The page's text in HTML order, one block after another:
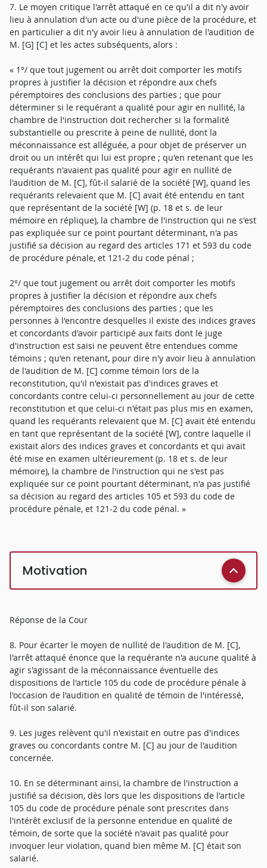
7. Le moyen critique l'arrêt attaqué en ce qu'il a dit n'y avoir
lieu à annulation d'un acte ou d'une pièce de la procédure, et
en particulier a dit n'y avoir lieu à annulation de l'audition de
M. [G] [C] et les actes subséquents, alors :
« 1°/ que tout jugement ou arrêt doit comporter les motifs
propres à justifier la décision et répondre aux chefs
péremptoires des conclusions des parties ; que pour
déterminer si le requérant a qualité pour agir en nullité, la
chambre de l'instruction doit rechercher si la formalité
substantielle ou prescrite à peine de nullité, dont la
méconnaissance est alléguée, a pour objet de préserver un
droit ou un intérêt qui lui est propre ; qu'en retenant que les
requérants n'avaient pas qualité pour agir en nullité de
l'audition de M. [C], fût-il salarié de la société [W], quand les
requérants relevaient que M. [C] avait été entendu en tant
que représentant de la société [W] (p. 18 et s. de leur
mémoire en réplique), la chambre de l'instruction qui ne s'est
pas expliquée sur ce point pourtant déterminant, n'a pas
justifié sa décision au regard des articles 171 et 593 du code
de procédure pénale, et 121-2 du code pénal ;
2°/ que tout jugement ou arrêt doit comporter les motifs
propres à justifier la décision et répondre aux chefs
péremptoires des conclusions des parties ; que les
personnes à l'encontre desquelles il existe des indices graves
et concordants d'avoir participé aux faits dont le juge
d'instruction est saisi ne peuvent être entendues comme
témoins ; qu'en retenant, pour dire n'y avoir lieu à annulation
de l'audition de M. [C] comme témoin lors de la
reconstitution, qu'il n'existait pas d'indices graves et
concordants contre celui-ci personnellement au jour de cette
reconstitution et que celui-ci n'était pas plus mis en examen,
quand les requérants relevaient que M. [C] avait été entendu
en tant que représentant de la société [W], contre laquelle il
existait alors des indices graves et concordants et qui avait
été mise en examen ultérieurement (p. 18 et s. de leur
mémoire), la chambre de l'instruction qui ne s'est pas
expliquée sur ce point pourtant déterminant, n'a pas justifié
sa décision au regard des articles 105 et 593 du code de
procédure pénale, et 121-2 du code pénal. »
Motivation
Réponse de la Cour
8. Pour écarter le moyen de nullité de l'audition de M. [C],
l'arrêt attaqué énonce que la requérante n'a aucune qualité à
agir s'agissant de la méconnaissance éventuelle des
dispositions de l'article 105 du code de procédure pénale à
l'occasion de l'audition en qualité de témoin de l'intéressé,
fût-il son salarié.
9. Les juges relèvent qu'il n'existait en outre pas d'indices
graves ou concordants contre M. [C] au jour de l'audition
concernée.
10. En se déterminant ainsi, la chambre de l'instruction a
justifié sa décision, dès lors que les dispositions de l'article
105 du code de procédure pénale sont prescrites dans
l'intérêt exclusif de la personne entendue en qualité de
témoin, de sorte que la société n'avait pas qualité pour
invoquer leur violation, quand bien même M. [C] était son
salarié.